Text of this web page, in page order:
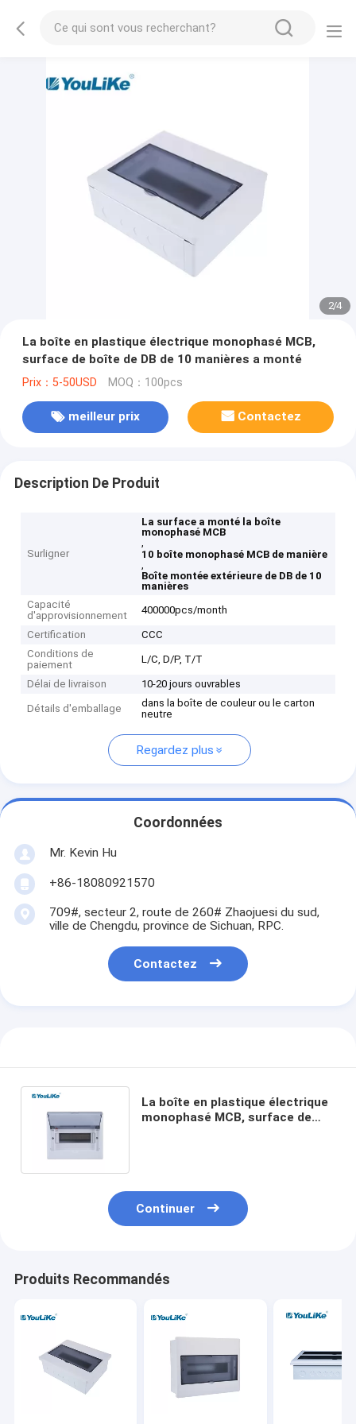
2/4
La boîte en plastique électrique monophasé MCB,
surface de boîte de DB de 10 manières a monté
Prix：5-50USD MOQ：100pcs
meilleur prix Contactez
Description De Produit
Surligner
La surface a monté la boîte
monophasé MCB
,
10 boîte monophasé MCB de manière
,
Boîte montée extérieure de DB de 10
manières
Capacité
d'approvisionnement
400000pcs/month
Certification
CCC
Conditions de
paiement
L/C, D/P, T/T
Délai de livraison 10-20 jours ouvrables
Détails d'emballage
dans la boîte de couleur ou le carton
neutre
Regardez plus
Coordonnées
Mr. Kevin Hu
+86-18080921570
709#, secteur 2, route de 260# Zhaojuesi du sud,
ville de Chengdu, province de Sichuan, RPC.
Contactez
La boîte en plastique électrique
monophasé MCB, surface de
Continuer
Produits Recommandés